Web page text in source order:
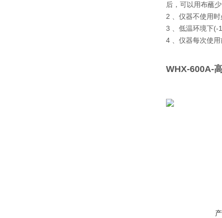
后，可以用布蘸
2 、仪器不使用
3 、低温环境下(-
4 、仪器每次使
WHX-600A-